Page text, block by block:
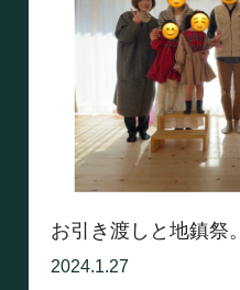
お引き渡しと地鎮祭。
2024.1.27